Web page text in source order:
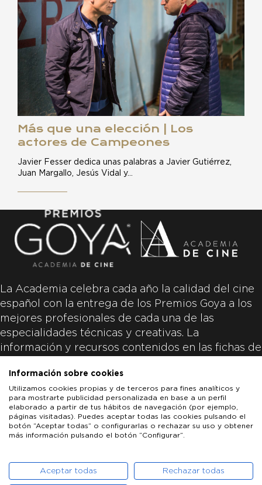
Más que una elección | Los
actores de Campeones
Javier Fesser dedica unas palabras a Javier Gutiérrez,
Juan Margallo, Jesús Vidal y…
La Academia celebra cada año la calidad del cine
español con la entrega de los Premios Goya a los
mejores profesionales de cada una de las
especialidades técnicas y creativas. La
información y recursos contenidos en las fichas de
productoras de las películas y responsabilidad
única y exclusiva de las mismas.
ACADEMIA DE CINE
PATROCINADORES PRENSA CONTACTO
Información sobre cookies
Utilizamos cookies propias y de terceros para fines analíticos y
para mostrarte publicidad personalizada en base a un perfil
elaborado a partir de tus hábitos de navegación (por ejemplo,
páginas visitadas). Puedes aceptar todas las cookies pulsando el
botón “Aceptar todas” o configurarlas o rechazar su uso y obtener
más información pulsando el botón “Configurar”.
Aceptar todas Rechazar todas